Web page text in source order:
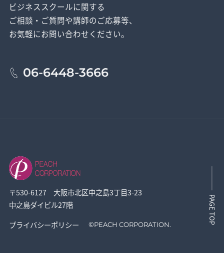
ビジネススクールに関する
ご相談・ご質問や講師のご応募等、
お気軽にお問い合わせください。
06-6448-3666
〒530-6127 大阪市北区中之島3丁目3-23
中之島ダイビル27階
プライバシーポリシー
©PEACH CORPORATION. PAGE TOP